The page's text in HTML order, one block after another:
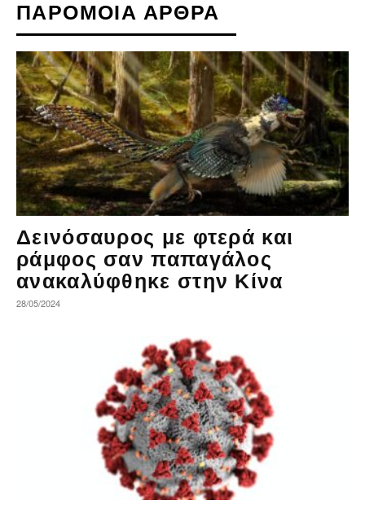
ΠΑΡΟΜΟΙΑ ΑΡΘΡΑ
Δεινόσαυρος με φτερά και
ράμφος σαν παπαγάλος
ανακαλύφθηκε στην Κίνα
28/05/2024